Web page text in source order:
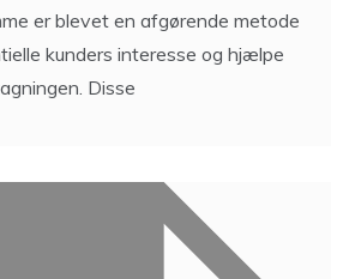
er blevet en afgørende metode
kunders interesse og hjælpe
Disse